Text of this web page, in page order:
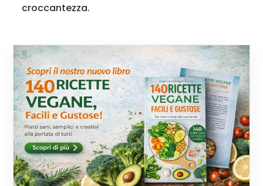
croccantezza.